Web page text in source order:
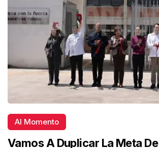
Al Momento
Vamos A Duplicar La Meta De